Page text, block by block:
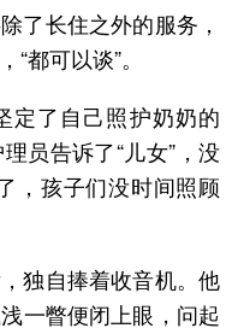
了长住之外的服务，
都可以谈”。
定了自己照护奶奶的
员告诉了“儿女”，没
，孩子们没时间照顾
独自捧着收音机。他
一瞥便闭上眼，问起